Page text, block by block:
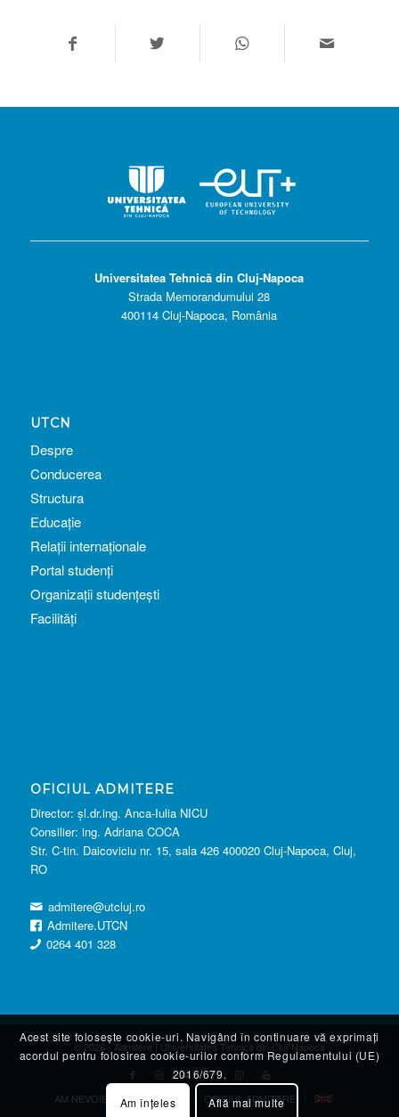
Universitatea Tehnică din Cluj-Napoca
Strada Memorandumului 28
400114 Cluj-Napoca, România
UTCN
Despre
Conducerea
Structura
Educație
Relații internaționale
Portal studenți
Organizații studențești
Facilități
OFICIUL ADMITERE
Director: şl.dr.ing. Anca-Iulia NICU
Consilier: ing. Adriana COCA
Str. C-tin. Daicoviciu nr. 15, sala 426 400020 Cluj-Napoca, Cluj,
RO
admitere@utcluj.ro
Admitere.UTCN
0264 401 328
© 2026 - Admitere | Universitatea Tehnică din Cluj-Napoca
AM NEVOIE DE CONSILIERE OFICIUL ADMITERE
Acest site folosește cookie-uri. Navigând în continuare vă exprimați
acordul pentru folosirea cookie-urilor conform Regulamentului (UE)
2016/679.
Am înțeles
Află mai multe